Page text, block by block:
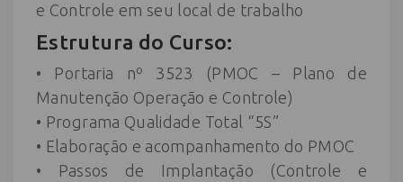
e Controle em seu local de trabalho
Estrutura do Curso:
• Portaria nº 3523 (PMOC – Plano de
Manutenção Operação e Controle)
• Programa Qualidade Total “5S”
• Elaboração e acompanhamento do PMOC
• Passos de Implantação (Controle e